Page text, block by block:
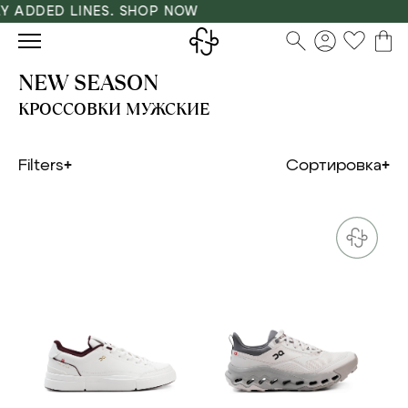
LINES. SHOP NOW
NEW SEASON
КРОССОВКИ МУЖСКИЕ
Filters Сортировка